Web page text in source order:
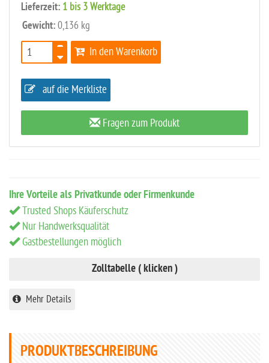
Lieferzeit: 1 bis 3 Werktage
Gewicht: 0,136 kg
In den Warenkorb
auf die Merkliste
Fragen zum Produkt
Ihre Vorteile als Privatkunde oder Firmenkunde
Trusted Shops Käuferschutz
Nur Handwerksqualität
Gastbestellungen möglich
Zolltabelle ( klicken )
Mehr Details
PRODUKTBESCHREIBUNG